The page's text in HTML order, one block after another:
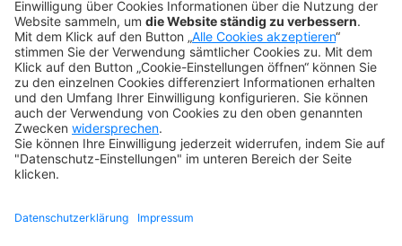
Tipps & Tricks
Newsletter
Abo kündigen
Widerruf
SONSTIGES
Impressum
Datenschutz
Rechtliches
Kontakt